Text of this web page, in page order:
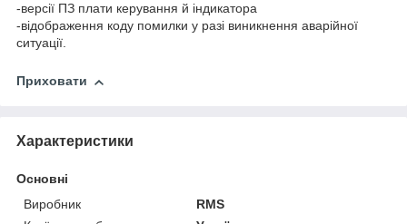
-версії ПЗ плати керування й індикатора
-відображення коду помилки у разі виникнення аварійної
ситуації.
Приховати
Характеристики
Основні
Виробник
RMS